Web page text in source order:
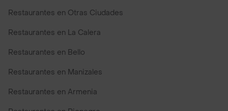
Restaurantes en Otras Ciudades
Restaurantes en La Calera
Restaurantes en Bello
Restaurantes en Manizales
Restaurantes en Armenia